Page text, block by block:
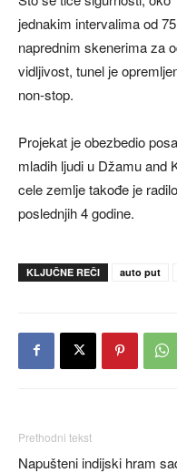
jednakim intervalima od
naprednim skenerima za
vidljivost, tunel je
non-stop.
Projekat je obezbedio
mladih ljudi u Džamu and
cele zemlje takođe je
poslednjih 4 godine.
KLJUČNE REČI auto put
Prethodni tekst
Napušteni indijski hram